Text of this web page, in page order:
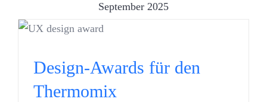
September 2025
Design-Awards für den
UI UX Design
Design-Awards für den
Thermomix